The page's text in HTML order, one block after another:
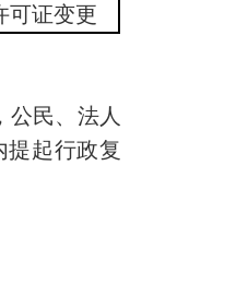
可证变更
民、法人
提起行政复